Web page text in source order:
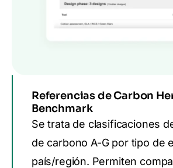
Referencias de Carbon
Benchmark
Se trata de clasificaciones
de carbono A-G por tipo de
país/región. Permiten